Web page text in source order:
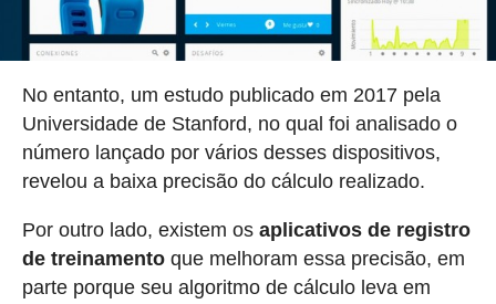
No entanto, um estudo publicado em 2017 pela
Universidade de Stanford, no qual foi analisado o
número lançado por vários desses dispositivos,
revelou a baixa precisão do cálculo realizado.
Por outro lado, existem os aplicativos de registro
de treinamentoque melhoram essa precisão, em
parte porque seu algoritmo de cálculo leva em